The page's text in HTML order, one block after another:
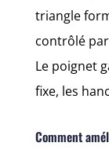
triangle
contrôlé
Le poignet
fixe, les
Comment